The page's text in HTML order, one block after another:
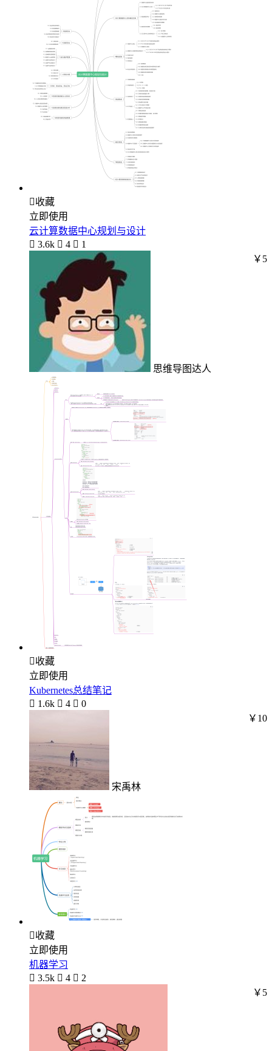
收藏
立即使用
云计算数据中心规划与设计
 3.6k  4  1
思维导图达人
￥5
收藏
立即使用
Kubernetes总结笔记
 1.6k  4  0
宋禹林
￥10
收藏
立即使用
机器学习
 3.5k  4  2
￥5